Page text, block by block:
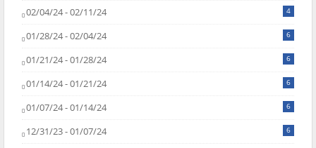
02/04/24 - 02/11/24 4
01/28/24 - 02/04/24 6
01/21/24 - 01/28/24 6
01/14/24 - 01/21/24 6
01/07/24 - 01/14/24 6
12/31/23 - 01/07/24 6